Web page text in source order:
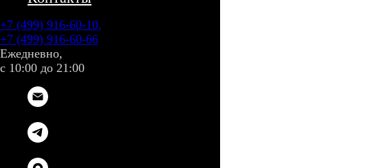
+7 (499) 916-60-10,
+7 (499) 916-60-66
Ежедневно,
с 10:00 до 21:00